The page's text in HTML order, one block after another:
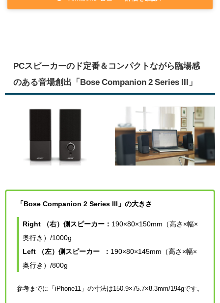
PCスピーカーのド定番＆コンパクトながら臨場感
のある音場創出「Bose Companion 2 Series III」
「Bose Companion 2 Series III」の大きさ
Right （右）側スピーカー： 190×80×150mm（高さ×幅×
奥行き）/1000g
Left （左）側スピーカー ： 190×80×145mm（高さ×幅×
奥行き）/800g
参考までに「iPhone11」の寸法は150.9×75.7×8.3mm/194gです。